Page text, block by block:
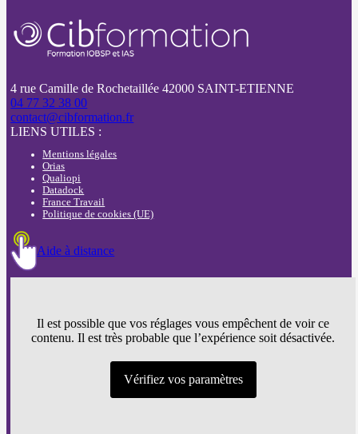
4 rue Camille de Rochetaillée 42000 SAINT-ETIENNE
04 77 32 38 00
contact@cibformation.fr
LIENS UTILES :
Mentions légales
Orias
Qualiopi
Datadock
France Travail
Politique de cookies (UE)
Aide à distance
Il est possible que vos réglages vous empêchent de voir ce
contenu. Il est très probable que l’expérience soit désactivée.
Vérifiez vos paramètres